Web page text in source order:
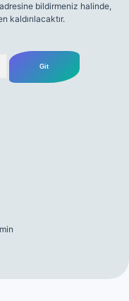
adresine bildirmeniz halinde,
kaldırılacaktır.